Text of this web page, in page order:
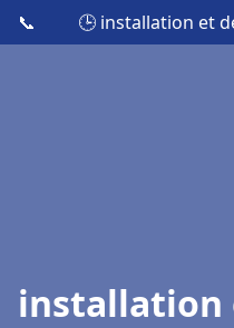
📞 🕒 installation et
installation